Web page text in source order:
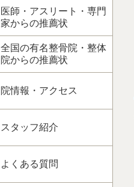
医師・アスリート・専門
家からの推薦状
全国の有名整骨院・整体
院からの推薦状
院情報・アクセス
スタッフ紹介
よくある質問